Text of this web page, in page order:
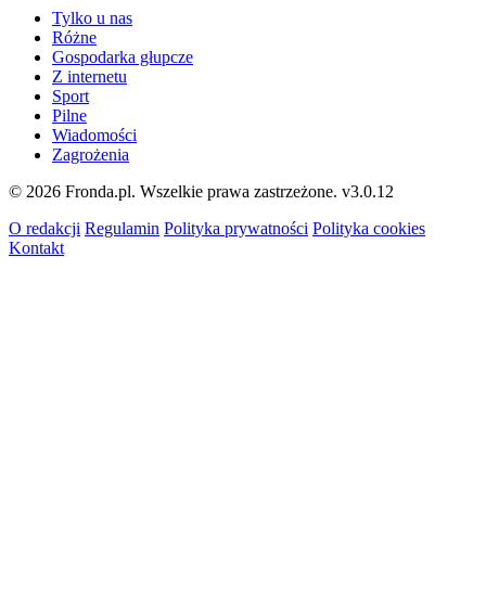
Tylko u nas
Różne
Gospodarka głupcze
Z internetu
Sport
Pilne
Wiadomości
Zagrożenia
© 2026 Fronda.pl. Wszelkie prawa zastrzeżone. v3.0.12
O redakcji Regulamin Polityka prywatności Polityka cookies
Kontakt